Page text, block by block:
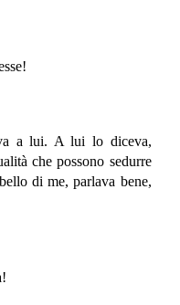
a lui. A lui lo diceva,
che possono sedurre
di me, parlava bene,